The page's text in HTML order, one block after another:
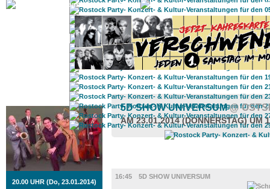
GAY
ROSTOCK TAGESTIPP
20.00 UHR (Do, 23.01.2014)
5D SHOW UNIVERSUM@
AM 23.01.2014 (DONNERSTAG) UM
16:45
5D SHOW UNIVERSUM